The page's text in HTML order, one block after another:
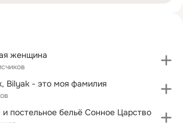
женщина
Bilyak - это моя фамилия
постельное бельё Сонное Царство